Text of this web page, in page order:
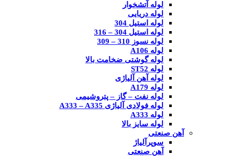
لوله آتشخوار
لوله دریایی
لوله استیل 304
لوله استیل 304 – 316
لوله نسوز 310 – 309
لوله A106
لوله گوشتی ضخامت بالا
لوله ST52
لوله آهن آلیاژی
لوله A179
لوله نفت – گاز – پتروشیمی
لوله فولادی آلیاژی A333 – A335
لوله A333
لوله سایز بالا
آهن صنعتی
سوپرآلیاژ
آهن صنعتی